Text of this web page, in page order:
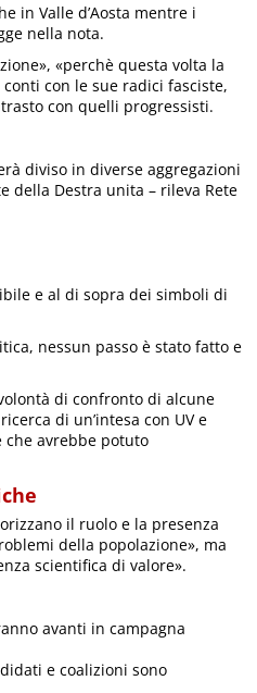
in Valle d’Aosta mentre i
nella nota.
«perchè questa volta la
con le sue radici fasciste,
con quelli progressisti.
diviso in diverse aggregazioni
della Destra unita – rileva Rete
e al di sopra dei simboli di
nessun passo è stato fatto e
di confronto di alcune
di un’intesa con UV e
che avrebbe potuto
il ruolo e la presenza
della popolazione», ma
scientifica di valore».
avanti in campagna
e coalizioni sono